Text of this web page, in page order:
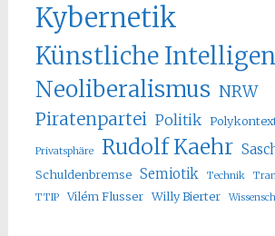
Kybernetik
Künstliche
Neoliberalismus NRW
Piratenpartei Politik
Privatsphäre Rudolf Kaehr
Schuldenbremse Semiotik Technik
TTIP
Vilém Flusser Willy Bierter